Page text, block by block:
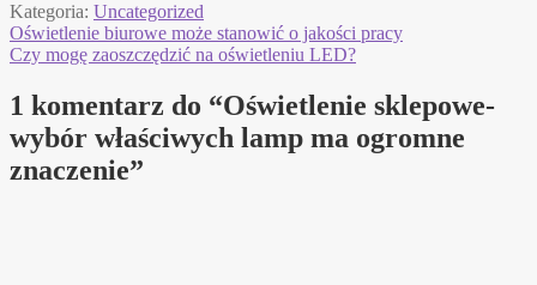
Kategoria: Uncategorized
Nawigacja
wpisu
Poprzedni
wpis:
Oświetlenie biurowe może stanowić o jakości pracy
Następny
Czy mogę zaoszczędzić na oświetleniu LED?
1 komentarz do “Oświetlenie sklepowe-
wybór właściwych lamp ma ogromne
znaczenie”